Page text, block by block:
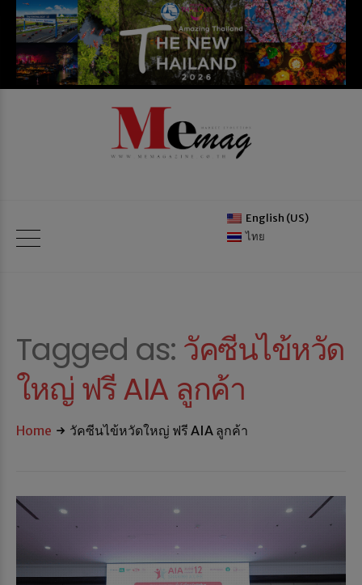
English (US)
ไทย
Tagged as: วัคซีนไข้หวัด
ใหญ่ ฟรี AIA ลูกค้า
Home วัคซีนไข้หวัดใหญ่ ฟรี AIA ลูกค้า